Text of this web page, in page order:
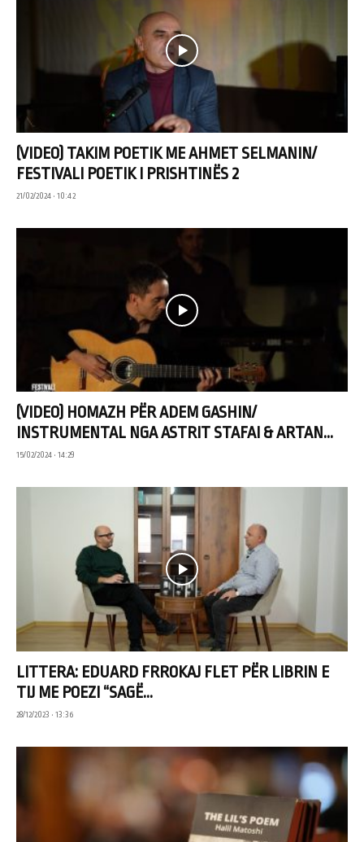
(VIDEO) TAKIM POETIK ME AHMET SELMANIN/
FESTIVALI POETIK I PRISHTINËS 2
21/02/2024 • 10:42
(VIDEO) HOMAZH PËR ADEM GASHIN/
INSTRUMENTAL NGA ASTRIT STAFAI & ARTAN...
15/02/2024 • 14:29
LITTERA: EDUARD FRROKAJ FLET PËR LIBRIN E
TIJ ME POEZI “SAGË...
28/12/2023 • 13:36